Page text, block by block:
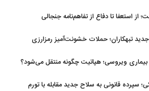
استعفا تا دفاع از تفاهم‌نامه جنجالی
تبهکاران؛ حملات خشونت‌آمیز رمزارزی
ویروسی؛ هپاتیت چگونه منتقل می‌شود؟
سپرده قانونی به سلاح جدید مقابله با تورم